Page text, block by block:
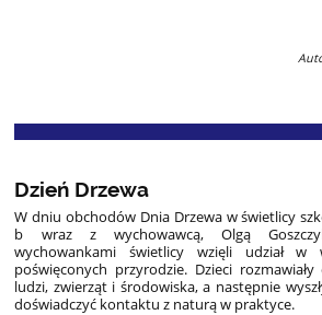
Dzień Drzewa
W dniu obchodów Dnia Drzewa w świetlicy
b wraz z wychowawcą, Olgą
wychowankami świetlicy wzięli udział w
poświęconych przyrodzie. Dzieci
ludzi, zwierząt i środowiska, a następnie
doświadczyć kontaktu z naturą w praktyce.